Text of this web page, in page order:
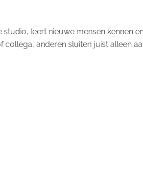
studio, leert nieuwe mensen kennen
anderen sluiten juist alleen